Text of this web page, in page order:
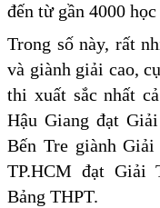
đến từ gần 4000
Trong số này, rất
và giành giải cao,
thi xuất sắc nhất
Hậu Giang đạt
Bến Tre giành
TP.HCM đạt Giải
Bảng THPT.